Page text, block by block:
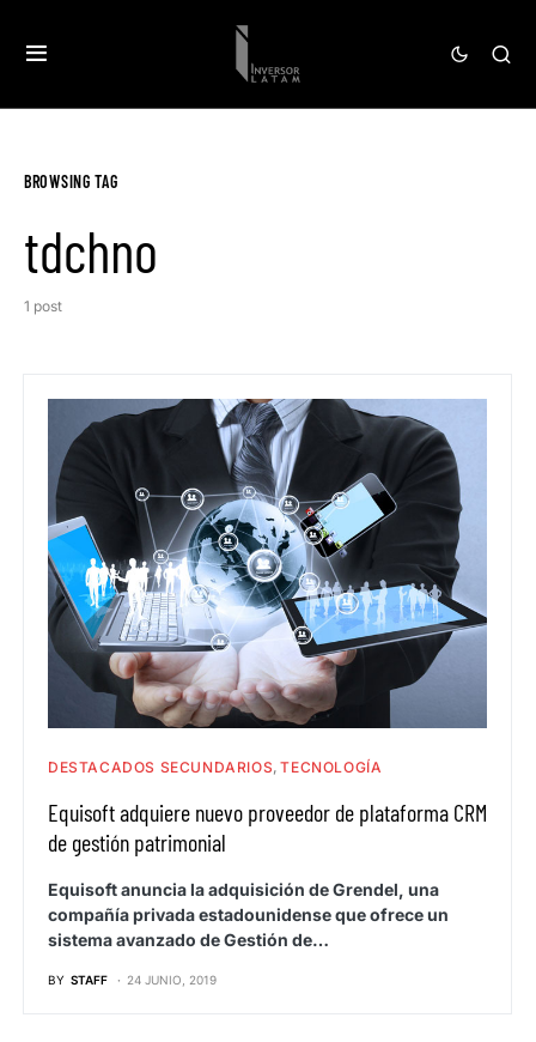
BROWSING TAG
tdchno
1 post
DESTACADOS SECUNDARIOS TECNOLOGÍA
Equisoft adquiere nuevo proveedor de plataforma CRM
de gestión patrimonial
Equisoft anuncia la adquisición de Grendel, una
compañía privada estadounidense que ofrece un
sistema avanzado de Gestión de…
BY STAFF 24 JUNIO, 2019